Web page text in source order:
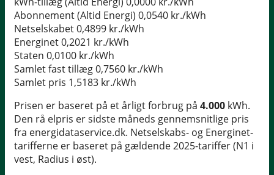
Abonnement (Altid Energi) 0,0540 kr./kWh
Netselskabet0,4899 kr./kWh
Energinet0,2021 kr./kWh
Staten 0,0100 kr./kWh
Samlet fast tillæg0,7560 kr./kWh
Samlet pris 1,5183 kr./kWh
Prisen er baseret på et årligt forbrug på 4.000 kWh.
Den rå elpris er sidste måneds gennemsnitlige pris
fra energidataservice.dk. Netselskabs- og Energinet-
tarifferne er baseret på gældende 2025-tariffer (N1 i
vest, Radius i øst).